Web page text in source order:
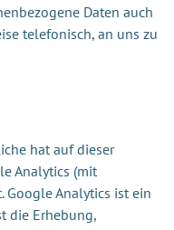
Daten auch
telefonisch, an uns zu
hat auf dieser
Analytics (mit
Analytics ist ein
die Erhebung,